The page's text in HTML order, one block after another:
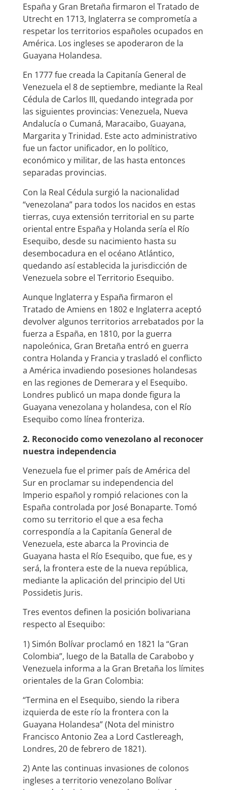
España y Gran Bretaña firmaron el Tratado de
Utrecht en 1713, Inglaterra se comprometía a
respetar los territorios españoles ocupados en
América. Los ingleses se apoderaron de la
Guayana Holandesa.
En 1777 fue creada la Capitanía General de
Venezuela el 8 de septiembre, mediante la Real
Cédula de Carlos III, quedando integrada por
las siguientes provincias: Venezuela, Nueva
Andalucía o Cumaná, Maracaibo, Guayana,
Margarita y Trinidad. Este acto administrativo
fue un factor unificador, en lo político,
económico y militar, de las hasta entonces
separadas provincias.
Con la Real Cédula surgió la nacionalidad
“venezolana” para todos los nacidos en estas
tierras, cuya extensión territorial en su parte
oriental entre España y Holanda sería el Río
Esequibo, desde su nacimiento hasta su
desembocadura en el océano Atlántico,
quedando así establecida la jurisdicción de
Venezuela sobre el Territorio Esequibo.
Aunque lnglaterra y España firmaron el
Tratado de Amiens en 1802 e Inglaterra aceptó
devolver algunos territorios arrebatados por la
fuerza a España, en 1810, por la guerra
napoleónica, Gran Bretaña entró en guerra
contra Holanda y Francia y trasladó el conflicto
a América invadiendo posesiones holandesas
en las regiones de Demerara y el Esequibo.
Londres publicó un mapa donde figura la
Guayana venezolana y holandesa, con el Río
Esequibo como línea fronteriza.
2. Reconocido como venezolano al reconocer
nuestra independencia
Venezuela fue el primer país de América del
Sur en proclamar su independencia del
Imperio español y rompió relaciones con la
España controlada por José Bonaparte. Tomó
como su territorio el que a esa fecha
correspondía a la Capitanía General de
Venezuela, este abarca la Provincia de
Guayana hasta el Río Esequibo, que fue, es y
será, la frontera este de la nueva república,
mediante la aplicación del principio del Uti
Possidetis Juris.
Tres eventos definen la posición bolivariana
respecto al Esequibo:
1) Simón Bolívar proclamó en 1821 la “Gran
Colombia”, luego de la Batalla de Carabobo y
Venezuela informa a la Gran Bretaña los límites
orientales de la Gran Colombia:
“Termina en el Esequibo, siendo la ribera
izquierda de este río la frontera con la
Guayana Holandesa” (Nota del ministro
Francisco Antonio Zea a Lord Castlereagh,
Londres, 20 de febrero de 1821).
2) Ante las continuas invasiones de colonos
ingleses a territorio venezolano Bolívar